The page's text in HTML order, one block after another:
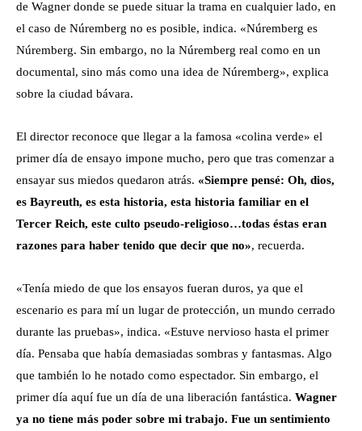
de Wagner donde se puede situar la trama en cualquier lado, en
el caso de Núremberg no es posible, indica. «Núremberg es
Núremberg. Sin embargo, no la Núremberg real como en un
documental, sino más como una idea de Núremberg», explica
sobre la ciudad bávara.
El director reconoce que llegar a la famosa «colina verde» el
primer día de ensayo impone mucho, pero que tras comenzar a
ensayar sus miedos quedaron atrás. «Siempre pensé: Oh, dios,
es Bayreuth, es esta historia, esta historia familiar en el
Tercer Reich, este culto pseudo-religioso…todas éstas eran
razones para haber tenido que decir que no», recuerda.
«Tenía miedo de que los ensayos fueran duros, ya que el
escenario es para mí un lugar de protección, un mundo cerrado
durante las pruebas», indica. «Estuve nervioso hasta el primer
día. Pensaba que había demasiadas sombras y fantasmas. Algo
que también lo he notado como espectador. Sin embargo, el
primer día aquí fue un día de una liberación fantástica. Wagner
ya no tiene más poder sobre mi trabajo. Fue un sentimiento